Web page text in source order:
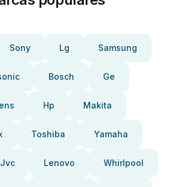
Sony Lg Samsung
Bosch Ge
Hp Makita
Toshiba Yamaha
Jvc Lenovo Whirlpool